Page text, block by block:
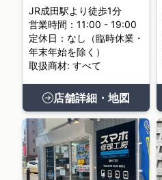
JR成田駅より徒歩1分
営業時間：11:00 - 19:00
定休日：なし（臨時休業・
年末年始を除く）
取扱商材: すべて
店舗詳細・地図